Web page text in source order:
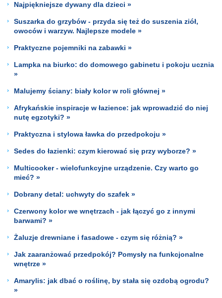
Najpiękniejsze dywany dla dzieci »
Suszarka do grzybów - przyda się też do suszenia ziół,
owoców i warzyw. Najlepsze modele »
Praktyczne pojemniki na zabawki »
Lampka na biurko: do domowego gabinetu i pokoju ucznia
»
Malujemy ściany: biały kolor w roli głównej »
Afrykańskie inspiracje w łazience: jak wprowadzić do niej
nutę egzotyki? »
Praktyczna i stylowa ławka do przedpokoju »
Sedes do łazienki: czym kierować się przy wyborze? »
Multicooker - wielofunkcyjne urządzenie. Czy warto go
mieć? »
Dobrany detal: uchwyty do szafek »
Czerwony kolor we wnętrzach - jak łączyć go z innymi
barwami? »
Żaluzje drewniane i fasadowe - czym się różnią? »
Jak zaaranżować przedpokój? Pomysły na funkcjonalne
wnętrze »
Amarylis: jak dbać o roślinę, by stała się ozdobą ogrodu?
»